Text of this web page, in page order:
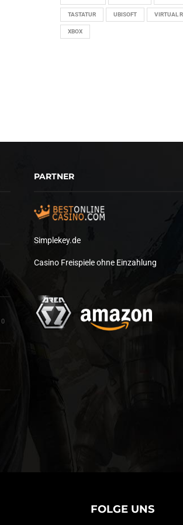
TASTATUR UBISOFT VIRTUAL
XBOX
0
PARTNER
Simplekey.de
Casino Freispiele ohne Einzahlung
FOLGE UNS